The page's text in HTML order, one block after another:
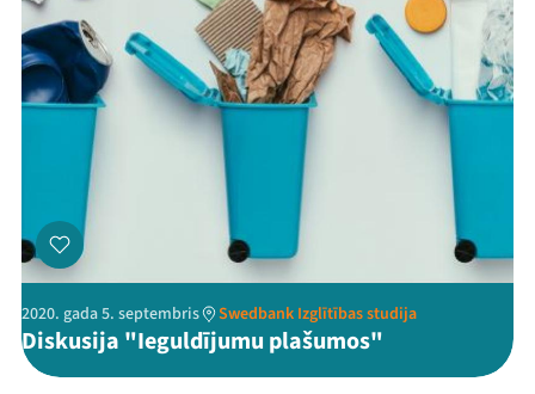
2020. gada 5. septembris Swedbank Izglītības studija
Diskusija "Ieguldījumu plašumos"